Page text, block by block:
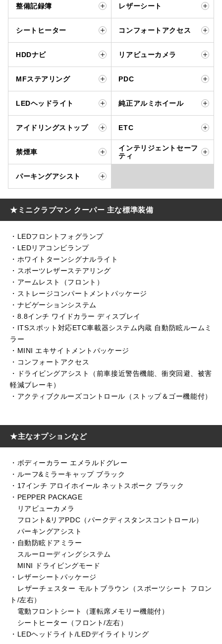
整備記録簿 レザーシート
シートヒーター コンフォートアクセス
HDDナビ リアビューカメラ
MFステアリング PDC
LEDヘッドライト 純正アルミホイール
アイドリングストップ ETC
禁煙車
インテリジェントセーフ
ティ
パーキングアシスト
★ミニクラブマン クーパー 主な標準装備
・LEDフロントフォグランプ
・LEDリアコンビランプ
・ホワイトターンシグナルライト
・スポーツレザーステアリング
・アームレスト（フロント）
・ストレージコンパートメントパッケージ
・ナビゲーションシステム
・8.8インチ ワイドカラー ディスプレイ
・ITSスポット対応ETC車載器システム内蔵 自動防眩ルームミ
ラー
・MINI エキサイトメントパッケージ
・コンフォートアクセス
・ドライビングアシスト（前車接近警告機能、衝突回避、被害
軽減ブレーキ）
・アクティブクルーズコントロール（ストップ＆ゴー機能付）
★主なオプションなど
・ボディーカラー エメラルドグレー
・ルーフ&ミラーキャップ ブラック
・17インチ アロイホイール ネットスポーク ブラック
・PEPPER PACKAGE
リアビューカメラ
フロント&リアPDC（パークディスタンスコントロール）
パーキングアシスト
・自動防眩ドアミラー
スルーローディングシステム
MINI ドライビングモード
・レザーシートパッケージ
レザーチェスター モルトブラウン（スポーツシート フロン
ト/左右）
電動フロントシート（運転席メモリー機能付）
シートヒーター（フロント/左右）
・LEDヘッドライト/LEDデイライトリング